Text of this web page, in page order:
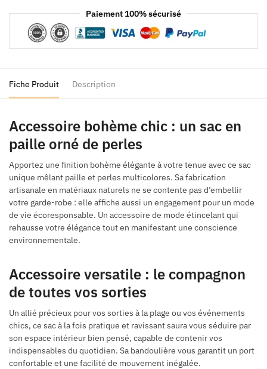
Paiement 100% sécurisé
Fiche Produit Description
Accessoire bohème chic : un sac en
paille orné de perles
Apportez une finition bohème élégante à votre tenue avec ce sac
unique mêlant paille et perles multicolores. Sa fabrication
artisanale en matériaux naturels ne se contente pas d’embellir
votre garde-robe : elle affiche aussi un engagement pour un mode
de vie écoresponsable. Un accessoire de mode étincelant qui
rehausse votre élégance tout en manifestant une conscience
environnementale.
Accessoire versatile : le compagnon
de toutes vos sorties
Un allié précieux pour vos sorties à la plage ou vos événements
chics, ce sac à la fois pratique et ravissant saura vous séduire par
son espace intérieur bien pensé, capable de contenir vos
indispensables du quotidien. Sa bandoulière vous garantit un port
confortable et une facilité de mouvement inégalée.